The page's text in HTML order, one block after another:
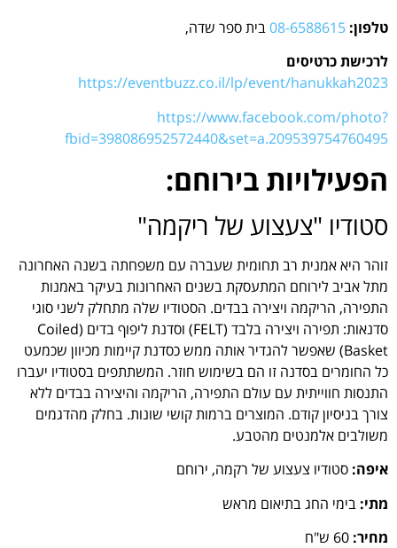
טלפון: 08-6588615בית ספר שדה,
לרכישת כרטיסים
https://eventbuzz.co.il/lp/event/hanukkah2023
https://www.facebook.com/photo?
fbid=398086952572440&set=a.209539754760495
הפעילויות בירוחם:
סטודיו "צעצוע של ריקמה"
זוהר היא אמנית רב תחומית שעברה עם משפחתה בשנה האחרונה
מתל אביב לירוחם המתעסקת בשנים האחרונות בעיקר באמנות
התפירה, הריקמה ויצירה בבדים. הסטודיו שלה מתחלק לשני סוגי
סדנאות: תפירה ויצירה בלבד (FELT) וסדנת ליפוף בדים (Coiled
Basket) שאפשר להגדיר אותה ממש כסדנת קיימות מכיוון שכמעט
כל החומרים בסדנה זו הם בשימוש חוזר. המשתתפים בסטודיו יעברו
התנסות חווייתית עם עולם התפירה, הריקמה והיצירה בבדים ללא
צורך בניסיון קודם. המוצרים ברמות קושי שונות. בחלק מהדגמים
משולבים אלמנטים מהטבע.
איפה: סטודיו צעצוע של רקמה, ירוחם
מתי: בימי החג בתיאום מראש
מחיר: